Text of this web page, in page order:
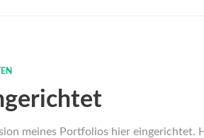
meines Portfolios hier